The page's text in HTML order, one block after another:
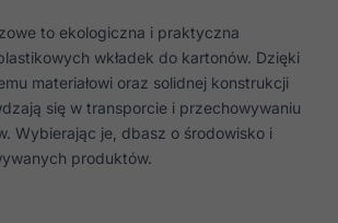
to ekologiczna i praktyczna
wkładek do kartonów. Dzięki
materiałowi oraz solidnej konstrukcji
się w transporcie i przechowywaniu
Wybierając je, dbasz o środowisko i
produktów.